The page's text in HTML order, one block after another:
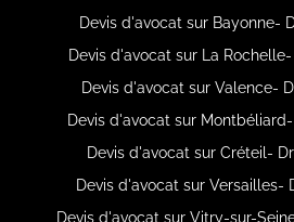
Devis d'avocat sur Bayonne-
Devis d'avocat sur La
Devis d'avocat sur Valence-
Devis d'avocat sur
Devis d'avocat sur Créteil-
Devis d'avocat sur Versailles-
Devis d'avocat sur Vitry-sur-